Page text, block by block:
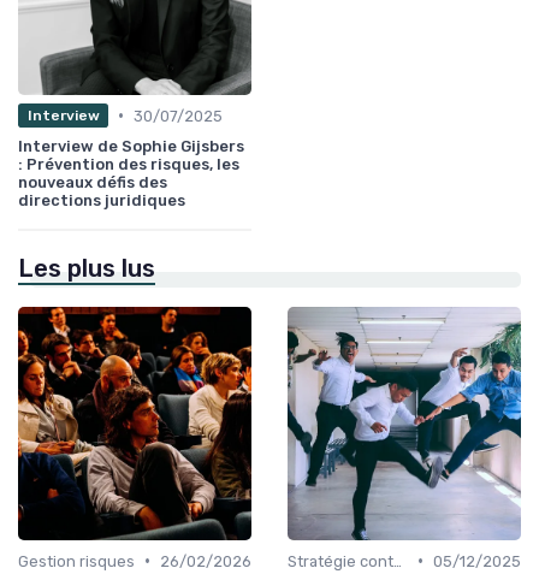
Interview • 30/07/2025
Interview de Sophie Gijsbers
: Prévention des risques, les
nouveaux défis des
directions juridiques
Les plus lus
Gestion risques •
26/02/2026
• 05/12/2025